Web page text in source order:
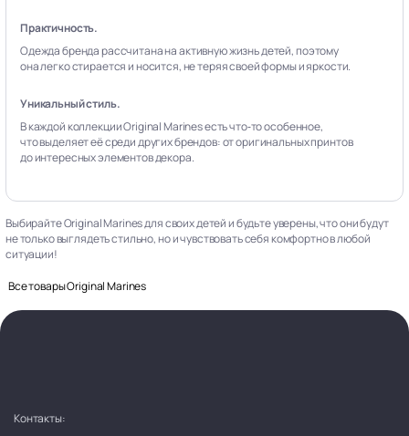
Практичность.
Одежда бренда рассчитана на активную жизнь детей, поэтому
она легко стирается и носится, не теряя своей формы и яркости.
Уникальный стиль.
В каждой коллекции Original Marines есть что‑то особенное,
что выделяет её среди других брендов: от оригинальных принтов
до интересных элементов декора.
Выбирайте Original Marines для своих детей и будьте уверены, что они будут
не только выглядеть стильно, но и чувствовать себя комфортно в любой
ситуации!
Все товары Original Marines
Контакты: